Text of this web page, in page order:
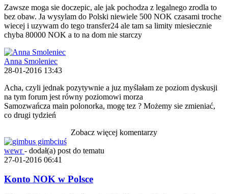
Zawsze moga sie doczepic, ale jak pochodza z legalnego zrodla to
bez obaw. Ja wysylam do Polski niewiele 500 NOK czasami troche
wiecej i uzywam do tego transfer24 ale tam sa limity miesiecznie
chyba 80000 NOK a to na dom nie starczy
Anna Smoleniec
28-01-2016 13:43
Acha, czyli jednak pozytywnie a juz myślałam ze poziom dyskusji
na tym forum jest równy poziomowi morza
Samozwańcza main polonorka, mogę tez ? Możemy sie zmieniać,
co drugi tydzień
Zobacz więcej komentarzy
wewr- dodał(a) post do tematu
27-01-2016 06:41
Konto NOK w Polsce